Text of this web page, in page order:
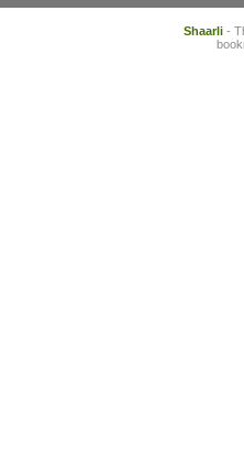
Shaarli-